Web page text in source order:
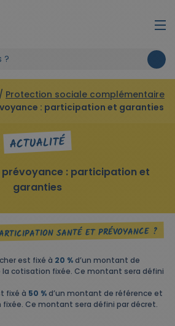
/ Protection sociale complémentaire
: participation et garanties
ACTUALITÉ
prévoyance : participation et
garanties
SANTÉ ET PRÉVOYANCE ?
est fixé à 20 %d’un montant de
cotisation fixée. Ce montant sera défini
fixé à 50 %d’un montant de référence et
Ce montant sera défini par décret.